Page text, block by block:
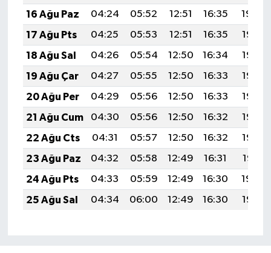
16 Ağu Paz
04:24 05:52 12:51 16:35
19:40
17 Ağu Pts
04:25 05:53 12:51 16:35
19:38
18 Ağu Sal
04:26 05:54 12:50 16:34
19:37
19 Ağu Çar
04:27 05:55 12:50 16:33
19:36
20 Ağu Per
04:29 05:56 12:50 16:33
19:35
21 Ağu Cum
04:30 05:56 12:50 16:32
19:33
22 Ağu Cts
04:31 05:57 12:50 16:32
19:32
23 Ağu Paz
04:32 05:58 12:49 16:31
19:31
24 Ağu Pts
04:33 05:59 12:49 16:30
19:29
25 Ağu Sal
04:34 06:00 12:49 16:30 19:28